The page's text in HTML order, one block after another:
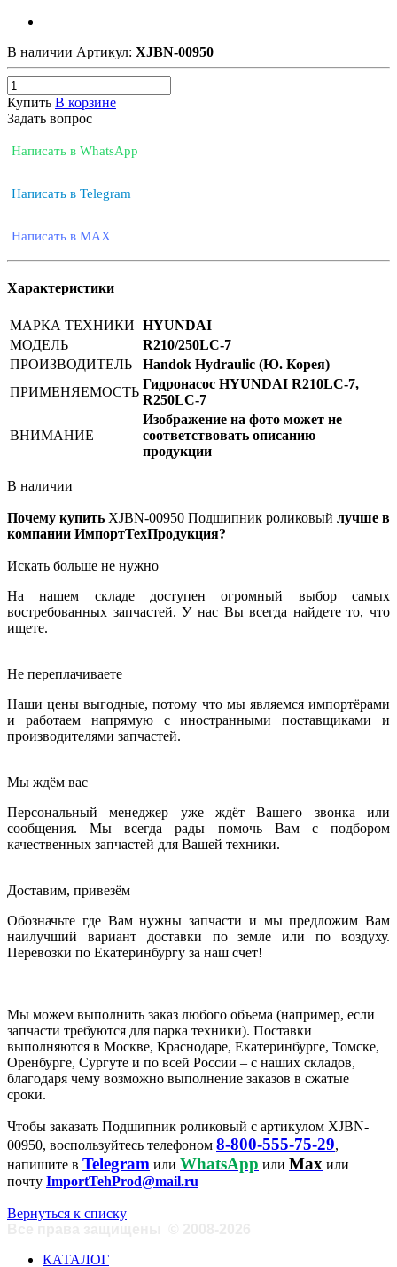
В наличии Артикул: XJBN-00950
Купить В корзине
Задать вопрос
Написать в WhatsApp
Написать в Telegram
Написать в MAX
Характеристики
МАРКА ТЕХНИКИ HYUNDAI
МОДЕЛЬ
R210/250LC-7
ПРОИЗВОДИТЕЛЬ
Handok Hydraulic (Ю. Корея)
ПРИМЕНЯЕМОСТЬ
Гидронасос HYUNDAI R210LC-7,
R250LC-7
ВНИМАНИЕ
Изображение на фото может не
соответствовать описанию
продукции
В наличии
Почему купить XJBN-00950 Подшипник роликовый лучше в
компании ИмпортТехПродукция?
Искать больше не нужно
На нашем складе доступен огромный выбор самых
востребованных запчастей. У нас Вы всегда найдете то, что
ищете.
Не переплачиваете
Наши цены выгодные, потому что мы являемся импортёрами
и работаем напрямую с иностранными поставщиками и
производителями запчастей.
Мы ждём вас
Персональный менеджер уже ждёт Вашего звонка или
сообщения. Мы всегда рады помочь Вам с подбором
качественных запчастей для Вашей техники.
Доставим, привезём
Обозначьте где Вам нужны запчасти и мы предложим Вам
наилучший вариант доставки по земле или по воздуху.
Перевозки по Екатеринбургу за наш счет!
Мы можем выполнить заказ любого объема (например, если
запчасти требуются для парка техники). Поставки
выполняются в Москве, Краснодаре, Екатеринбурге, Томске,
Оренбурге, Сургуте и по всей России – с наших складов,
благодаря чему возможно выполнение заказов в сжатые
сроки.
Чтобы заказать Подшипник роликовый с артикулом XJBN-
00950, воспользуйтесь телефоном 8-800-555-75-29,
напишите в Telegram или WhatsApp или Max или
почту ImportTehProd@mail.ru
Вернуться к списку
КАТАЛОГ